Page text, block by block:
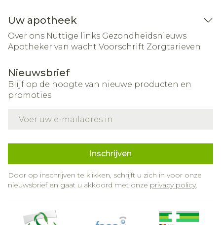
Uw apotheek
Over ons Nuttige links Gezondheidsnieuws
Apotheker van wacht Voorschrift Zorgtarieven
Nieuwsbrief
Blijf op de hoogte van nieuwe producten en
promoties
Inschrijven
Door op inschrijven te klikken, schrijft u zich in voor onze
nieuwsbrief en gaat u akkoord met onze privacy policy.